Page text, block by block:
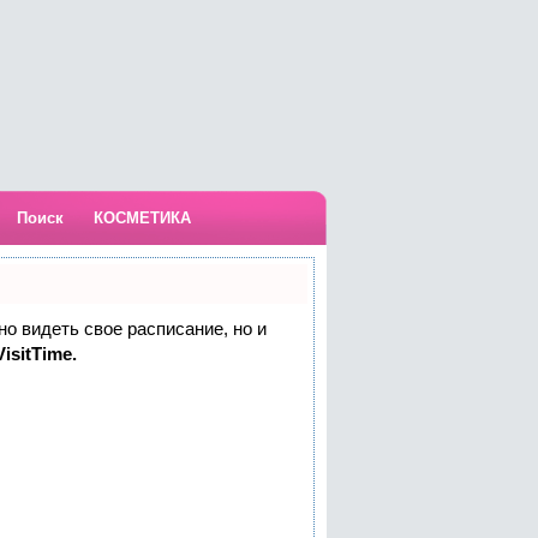
Поиск КОСМЕТИКА
видеть свое расписание, но и